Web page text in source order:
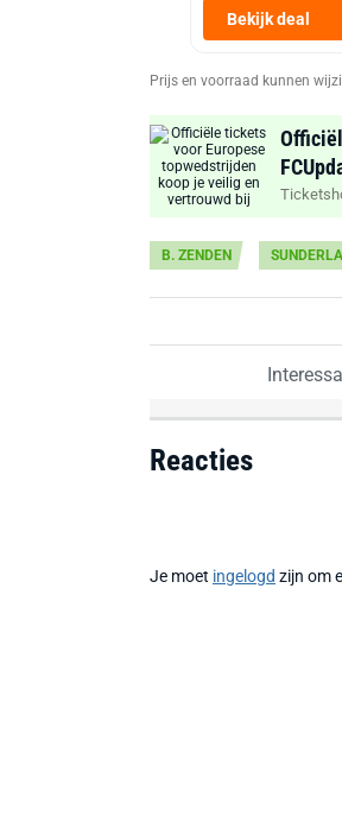
Bekijk deal
Prijs en voorraad kunnen
B. ZENDEN
Reacties
Je moet ingelogd zijn om